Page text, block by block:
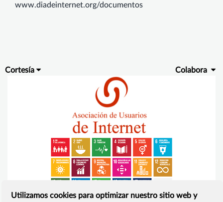
www.diadeinternet.org/documentos
Cortesía Colabora
Utilizamos cookies para optimizar nuestro sitio web y